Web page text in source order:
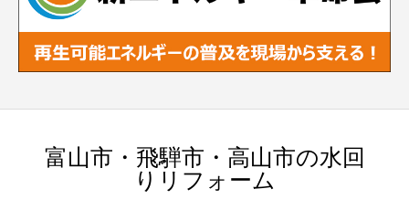
富山市・飛騨市・高山市の水回
りリフォーム